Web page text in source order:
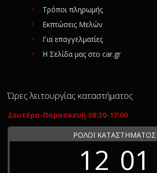
Τρόποι πληρωμής
Εκπτώσεις Μελών
Για επαγγελματίες
Η Σελίδα μας στο car.gr
Ώρες λειτουργίας καταστήματος
Δευτέρα-Παρασκευή 08:30-17:00
ΡΟΛΟΪ ΚΑΤΑΣΤΗΜΑΤΟΣ
12 01